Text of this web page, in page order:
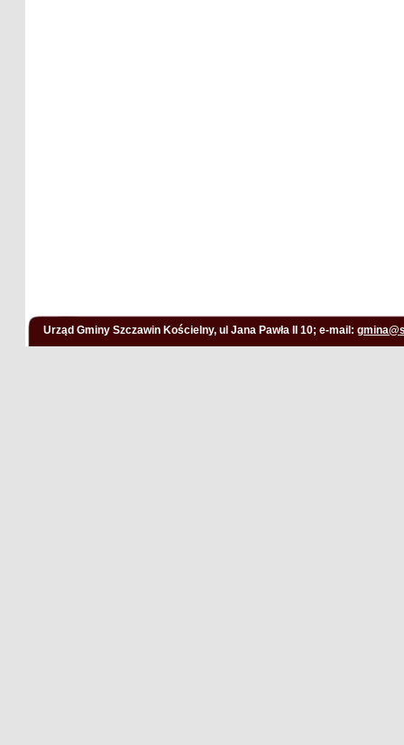
Urząd Gminy Szczawin Kościelny, ul Jana Pawła II 10; e-mail: